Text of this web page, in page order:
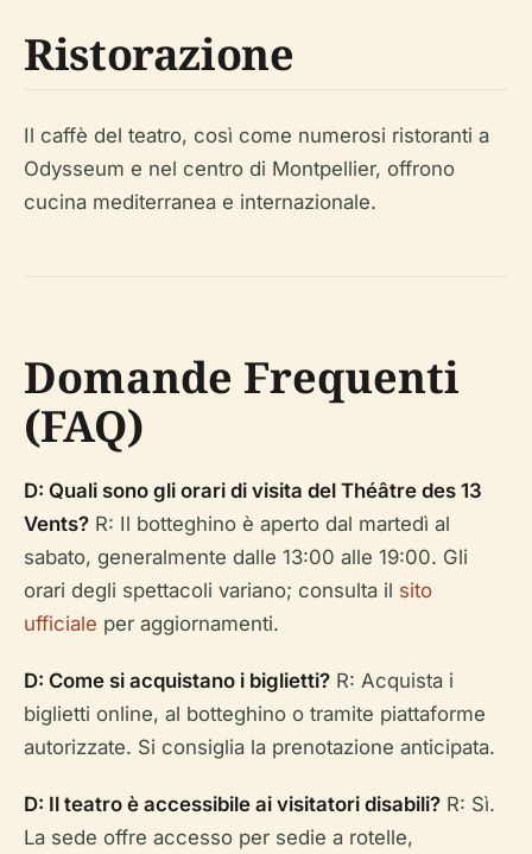
Ristorazione
Il caffè del teatro, così come numerosi ristoranti a
Odysseum e nel centro di Montpellier, offrono
cucina mediterranea e internazionale.
Domande Frequenti
(FAQ)
D: Quali sono gli orari di visita del Théâtre des 13
Vents? R: Il botteghino è aperto dal martedì al
sabato, generalmente dalle 13:00 alle 19:00. Gli
orari degli spettacoli variano; consulta il sito
ufficiale per aggiornamenti.
D: Come si acquistano i biglietti? R: Acquista i
biglietti online, al botteghino o tramite piattaforme
autorizzate. Si consiglia la prenotazione anticipata.
D: Il teatro è accessibile ai visitatori disabili? R: Sì.
La sede offre accesso per sedie a rotelle,